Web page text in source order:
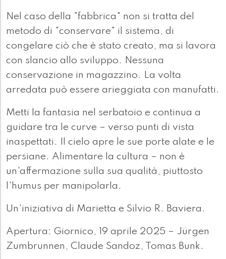
Nel caso della "fabbrica" non si tratta del
metodo di "conservare" il sistema, di
congelare ciò che è stato creato, ma si lavora
con slancio allo sviluppo. Nessuna
conservazione in magazzino. La volta
arredata può essere arieggiata con manufatti.
Metti la fantasia nel serbatoio e continua a
guidare tra le curve – verso punti di vista
inaspettati. Il cielo apre le sue porte alate e le
persiane. Alimentare la cultura – non è
un'affermazione sulla sua qualità, piuttosto
l'humus per manipolarla.
Un'iniziativa di Marietta e Silvio R. Baviera.
Apertura: Giornico, 19 aprile 2025 – Jürgen
Zumbrunnen, Claude Sandoz, Tomas Bunk.